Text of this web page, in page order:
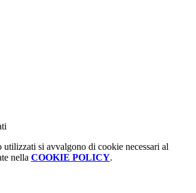
si avvalgono di cookie necessari al
nella COOKIE POLICY.